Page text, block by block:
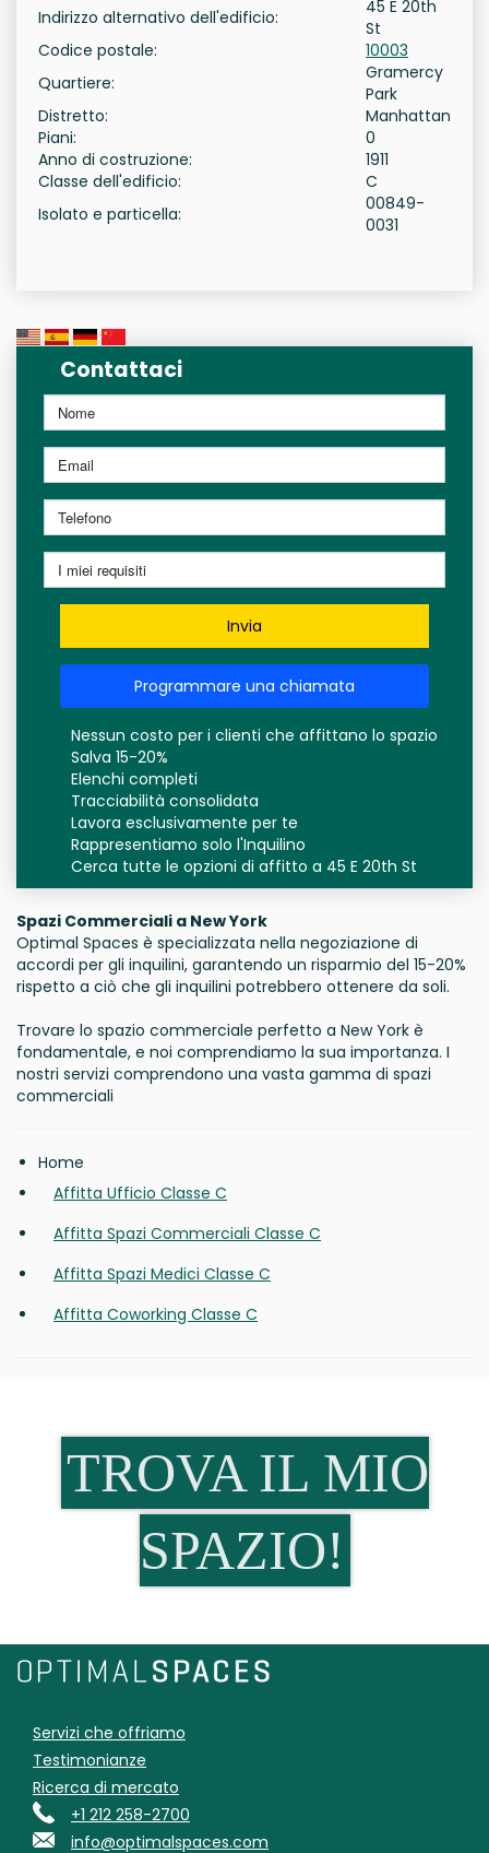
Indirizzo alternativo dell'edificio:
45 E 20th
St
Codice postale:
10003
Quartiere:
Gramercy
Park
Distretto:
Manhattan
Piani:
0
Anno di costruzione:
1911
Classe dell'edificio:
C
Isolato e particella:
00849-
0031
Contattaci
Invia
Programmare una chiamata
Nessun costo per i clienti che affittano lo spazio
Salva 15-20%
Elenchi completi
Tracciabilità consolidata
Lavora esclusivamente per te
Rappresentiamo solo l'Inquilino
Cerca tutte le opzioni di affitto a 45 E 20th St
Spazi Commerciali a New York
Optimal Spaces è specializzata nella negoziazione di
accordi per gli inquilini, garantendo un risparmio del 15-20%
rispetto a ciò che gli inquilini potrebbero ottenere da soli.
Trovare lo spazio commerciale perfetto a New York è
fondamentale, e noi comprendiamo la sua importanza. I
nostri servizi comprendono una vasta gamma di spazi
commerciali
Home
Affitta Ufficio Classe C
Affitta Spazi Commerciali Classe C
Affitta Spazi Medici Classe C
Affitta Coworking Classe C
TROVA IL MIO
SPAZIO!
Servizi che offriamo
Testimonianze
Ricerca di mercato
+1 212 258-2700
info@optimalspaces.com